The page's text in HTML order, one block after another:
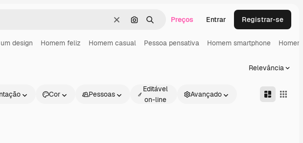
LimparPesquisar por imagem
BuscarPreços Entrar Registrar-se
design Homem feliz Homem casual Pessoa pensativa Homem smartphone
Relevância
Cor Pessoas
Editável
on-line
Avançado